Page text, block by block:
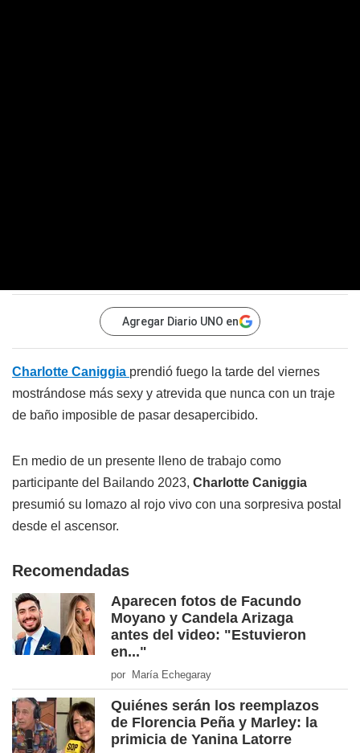
Agregar Diario UNO en
Charlotte Caniggia prendió fuego la tarde del viernes
mostrándose más sexy y atrevida que nunca con un traje
de baño imposible de pasar desapercibido.
En medio de un presente lleno de trabajo como
participante del Bailando 2023, Charlotte Caniggia
presumió su lomazo al rojo vivo con una sorpresiva postal
desde el ascensor.
Recomendadas
Aparecen fotos de Facundo
Moyano y Candela Arizaga
antes del video: "Estuvieron
en..."
por María Echegaray
Quiénes serán los reemplazos
de Florencia Peña y Marley: la
primicia de Yanina Latorre